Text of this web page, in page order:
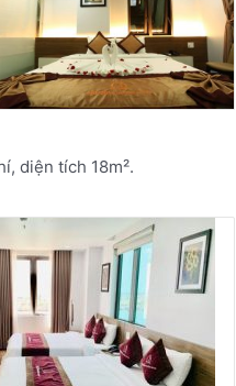
diện tích 18m².